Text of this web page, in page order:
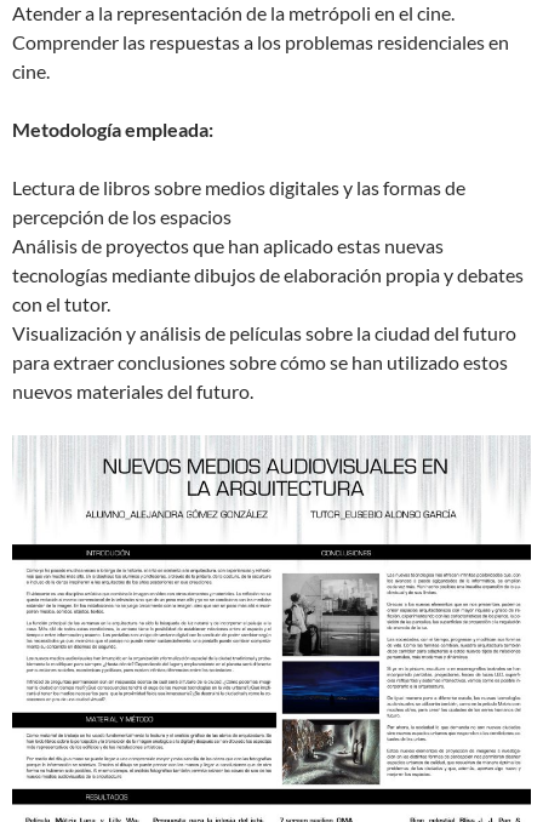
Atender a la representación de la metrópoli en el cine.
Comprender las respuestas a los problemas residenciales en
cine.
Metodología empleada:
Lectura de libros sobre medios digitales y las formas de
percepción de los espacios
Análisis de proyectos que han aplicado estas nuevas
tecnologías mediante dibujos de elaboración propia y debates
con el tutor.
Visualización y análisis de películas sobre la ciudad del futuro
para extraer conclusiones sobre cómo se han utilizado estos
nuevos materiales del futuro.